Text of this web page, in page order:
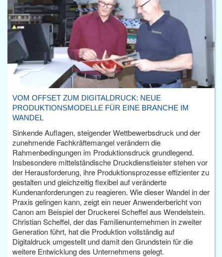
VOM OFFSET ZUM DIGITALDRUCK: NEUE
PRODUKTIONSMODELLE FÜR EINE BRANCHE IM
WANDEL
Sinkende Auflagen, steigender Wettbewerbsdruck und der
zunehmende Fachkräftemangel verändern die
Rahmenbedingungen im Produktionsdruck grundlegend.
Insbesondere mittelständische Druckdienstleister stehen vor
der Herausforderung, ihre Produktionsprozesse effizienter zu
gestalten und gleichzeitig flexibel auf veränderte
Kundenanforderungen zu reagieren. Wie dieser Wandel in der
Praxis gelingen kann, zeigt ein neuer Anwenderbericht von
Canon am Beispiel der Druckerei Scheffel aus Wendelstein.
Christian Scheffel, der das Familienunternehmen in zweiter
Generation führt, hat die Produktion vollständig auf
Digitaldruck umgestellt und damit den Grundstein für die
weitere Entwicklung des Unternehmens gelegt.